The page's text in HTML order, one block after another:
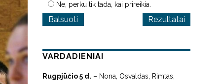
Ne, perku tik tada, kai prireikia.
Rezultatai
VARDADIENIAI
Rugpjūčio 5 d. – Nona, Osvaldas, Rimtas,